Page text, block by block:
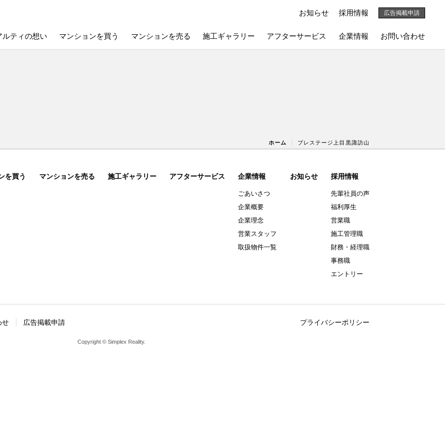
ティの想い マンションを買う マンションを売る 施工ギャラリー アフターサービス 企業情報 お問い合わせ
お知らせ 採用情報 広告掲載申請
ホーム プレステージ上目黒諏訪山
を買う マンションを売る 施工ギャラリー アフターサービス 企業情報
ごあいさつ
企業概要
企業理念
営業スタッフ
取扱物件一覧
お知らせ 採用情報
先輩社員の声
福利厚生
営業職
施工管理職
財務・経理職
事務職
エントリー
広告掲載申請 プライバシーポリシー
せ
Copyright © Simplex Reality.